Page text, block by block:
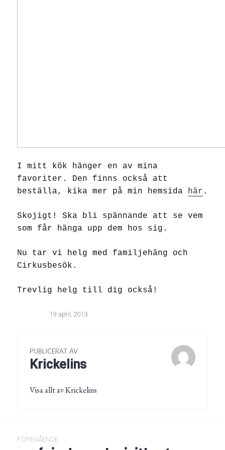
I mitt kök hänger en av mina
favoriter. Den finns också att
beställa, kika mer på min hemsida här .
Skojigt! Ska bli spännande att se vem
som får hänga upp dem hos sig.
Nu tar vi helg med familjehäng och
Cirkusbesök.
Trevlig helg till dig också!
19 april, 2013
PUBLICERAT AV
Krickelins
Visa allt av Krickelins
FÖREGÅENDE